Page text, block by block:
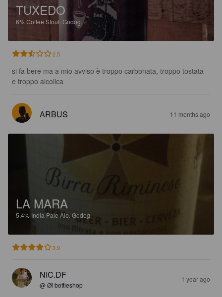
TUXEDO
6%Coffee Stout. Godog.
2.5
si fa bere ma a mio avviso è troppo carbonata, troppo tostata
e troppo alcolica
ARBUS 11 months ago
LA MARA
5.4% India Pale Ale. Godog.
3.9
NIC.DF
@ Øl bottleshop
1 year ago